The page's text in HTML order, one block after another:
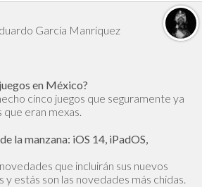
García Manríquez
en México?
cinco juegos que seguramente ya
que eran mexas.
la manzana: iOS 14, iPadOS,
que incluirán sus nuevos
estás son las novedades más chidas.